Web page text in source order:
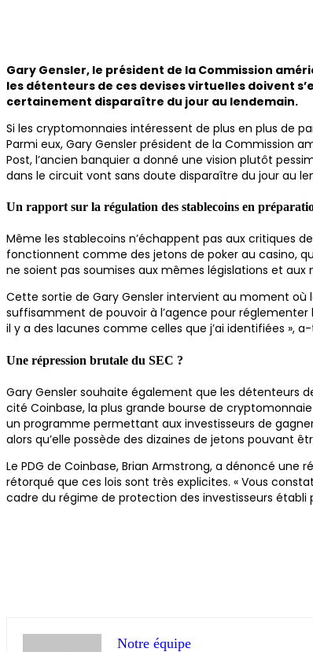
Gary Gensler, le président de la Commission
les détenteurs de ces devises virtuelles doivent
certainement disparaître du jour au lendemain.
Si les cryptomonnaies intéressent de plus en plus de
Parmi eux, Gary Gensler président de la Commission
Post, l’ancien banquier a donné une vision plutôt
dans le circuit vont sans doute disparaître du jour au
Un rapport sur la régulation des stablecoins en
Même les stablecoins n’échappent pas aux critiques
fonctionnent comme des jetons de poker au casino,
ne soient pas soumises aux mêmes législations et
Cette sortie de Gary Gensler intervient au moment où
suffisamment de pouvoir à l’agence pour
il y a des lacunes comme celles que j’ai identifiées »,
Une répression brutale du SEC ?
Gary Gensler souhaite également que les détenteurs
cité Coinbase, la plus grande bourse de
un programme permettant aux investisseurs de
alors qu’elle possède des dizaines de jetons pouvant
Le PDG de Coinbase, Brian Armstrong, a dénoncé
rétorqué que ces lois sont très explicites. « Vous
cadre du régime de protection des investisseurs établi
Notre équipe